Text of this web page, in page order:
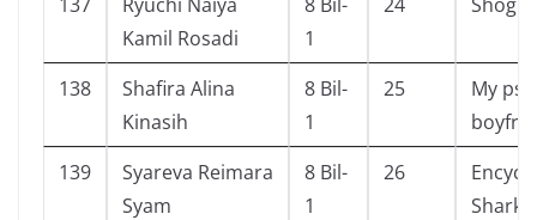
Kamil Rosadi
1
138
Shafira Alina
Kinasih
8 Bil-
1
25
My
139
Syareva Reimara
Syam
8 Bil-
1
26
Sharks